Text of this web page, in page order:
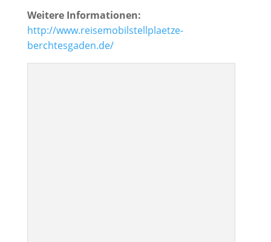
Weitere Informationen:
http://www.reisemobilstellplaetze-
berchtesgaden.de/